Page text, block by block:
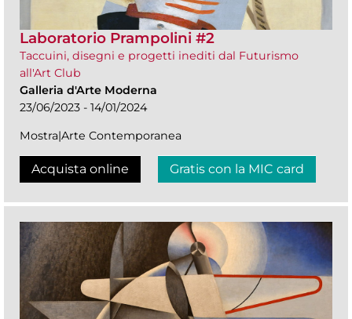
Laboratorio Prampolini #2
Taccuini, disegni e progetti inediti dal Futurismo
all'Art Club
Galleria d'Arte Moderna
23/06/2023 - 14/01/2024
Mostra|Arte Contemporanea
Acquista online Gratis con la MIC card